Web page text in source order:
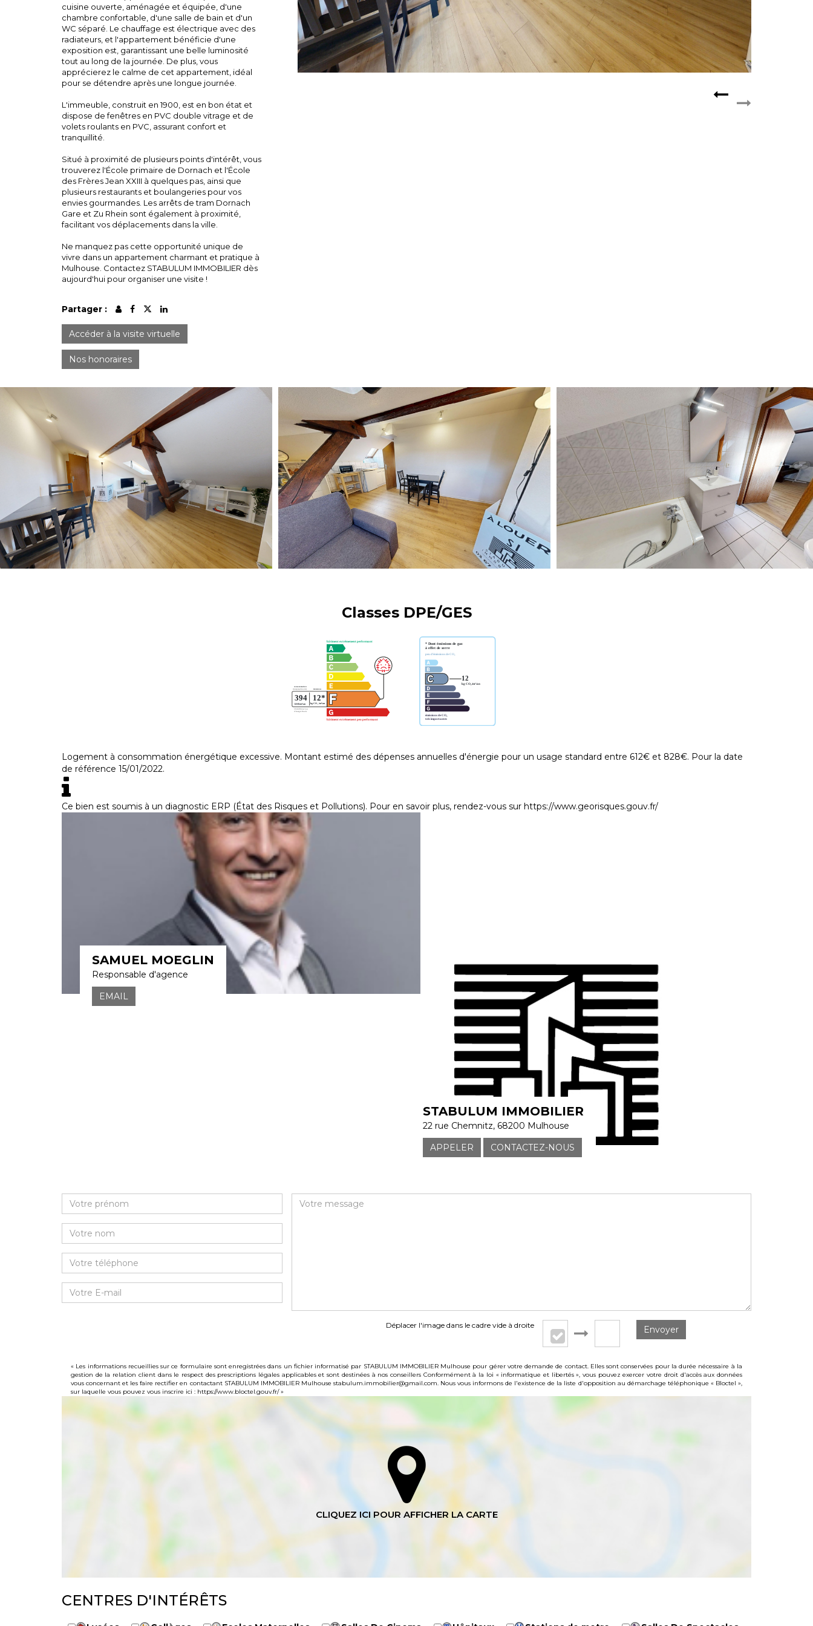
cuisine ouverte, aménagée et équipée, d'une
chambre confortable, d'une salle de bain et d'un
WC séparé. Le chauffage est électrique avec des
radiateurs, et l'appartement bénéficie d'une
exposition est, garantissant une belle luminosité
tout au long de la journée. De plus, vous
apprécierez le calme de cet appartement, idéal
pour se détendre après une longue journée.
L'immeuble, construit en 1900, est en bon état et
dispose de fenêtres en PVC double vitrage et de
volets roulants en PVC, assurant confort et
tranquillité.
Situé à proximité de plusieurs points d'intérêt, vous
trouverez l'École primaire de Dornach et l'École
des Frères Jean XXIII à quelques pas, ainsi que
plusieurs restaurants et boulangeries pour vos
envies gourmandes. Les arrêts de tram Dornach
Gare et Zu Rhein sont également à proximité,
facilitant vos déplacements dans la ville.
Ne manquez pas cette opportunité unique de
vivre dans un appartement charmant et pratique à
Mulhouse. Contactez STABULUM IMMOBILIER dès
aujourd'hui pour organiser une visite !
Partager :
Accéder à la visite virtuelle
Nos honoraires
Classes DPE/GES
Logement à consommation énergétique excessive. Montant estimé des dépenses annuelles d'énergie pour un usage standard entre 612€ et 828€. Pour la date
de référence 15/01/2022.
Ce bien est soumis à un diagnostic ERP (État des Risques et Pollutions). Pour en savoir plus, rendez-vous sur https://www.georisques.gouv.fr/
SAMUEL MOEGLIN
Responsable d'agence
EMAIL
STABULUM IMMOBILIER
22 rue Chemnitz, 68200 Mulhouse
APPELER
CONTACTEZ-NOUS
Déplacer l'image dans le cadre vide à droite Envoyer
« Les informations recueillies sur ce formulaire sont enregistrées dans un fichier informatisé par STABULUM IMMOBILIER Mulhouse pour gérer votre demande de contact. Elles sont conservées pour la durée nécessaire à la
gestion de la relation client dans le respect des prescriptions légales applicables et sont destinées à nos conseillers Conformément à la loi « informatique et libertés », vous pouvez exercer votre droit d'accès aux données
vous concernant et les faire rectifier en contactant STABULUM IMMOBILIER Mulhouse stabulum.immobilier@gmail.com. Nous vous informons de l'existence de la liste d'opposition au démarchage téléphonique « Bloctel »,
sur laquelle vous pouvez vous inscrire ici : https://www.bloctel.gouv.fr/»
CENTRES D'INTÉRÊTS